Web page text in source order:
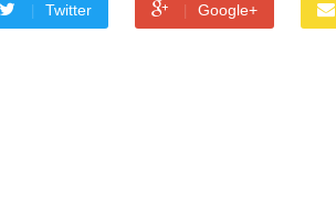
Twitter Google+